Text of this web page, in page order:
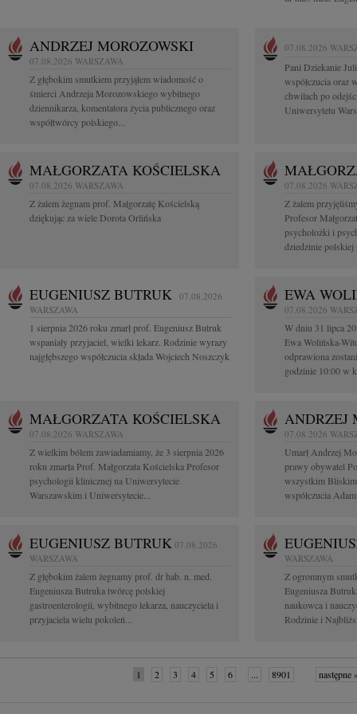
ANDRZEJ MOROZOWSKI
07.08.2026 WARSZAWA
Z głębokim smutkiem przyjąłem wiadomość o
śmierci Andrzeja Morozowskiego wybitnego
dziennikarza, komentatora życia publicznego oraz
współtwórcy polskiego...
07.08.2026
Pani Dziekanie
współczucia oraz
chwilach po
Uniwersytetu
MAŁGORZATA KOŚCIELSKA
07.08.2026 WARSZAWA
Z żalem żegnam prof. Małgorzatę Kościelską
dziękując za wiele Dorota Orlińska
07.08.2026
Z żalem
Profesor
psycholożki i
dziedzinie
EUGENIUSZ BUTRUK 07.08.2026
WARSZAWA
1 sierpnia 2026 roku zmarł prof. Eugeniusz Butruk
wspaniały przyjaciel, wielki lekarz. Rodzinie wyrazy
najgłębszego współczucia składa Wojciech Noszczyk
EWA
07.08.2026
W dniu 31 lipca
Ewa Wolińska-
odprawiona
godzinie 10:00 w
MAŁGORZATA KOŚCIELSKA
07.08.2026 WARSZAWA
Z wielkim bólem zawiadamiamy, że 3 sierpnia 2026
roku zmarła Prof. Małgorzata Kościelska Profesor
psychologii klinicznej na Uniwersytecie
Warszawskim i Uniwersytecie...
ANDRZEJ
07.08.2026
Umarł Andrzej
prawy obywatel
wszystkim Bliskim
współczucia
EUGENIUSZ BUTRUK 07.08.2026
WARSZAWA
Z głębokim żalem żegnamy prof. dr hab. n. med.
Eugeniusza Butruka twórcę polskiej
gastroenterologii, wybitnego lekarza, nauczyciela i
przyjaciela wielu pokoleń...
WARSZAWA
Z ogromnym
Eugeniusza
naukowca i
Rodzinie i
1 2 3 4 5 6 ... 8901 następne